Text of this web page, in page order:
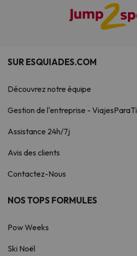
SUR ESQUIADES.COM
Découvrez notre équipe
Gestion de l'entreprise - ViajesParaTi
Assistance 24h/7j
Avis des clients
Contactez-Nous
NOS TOPS FORMULES
Pow Weeks
Ski Noël